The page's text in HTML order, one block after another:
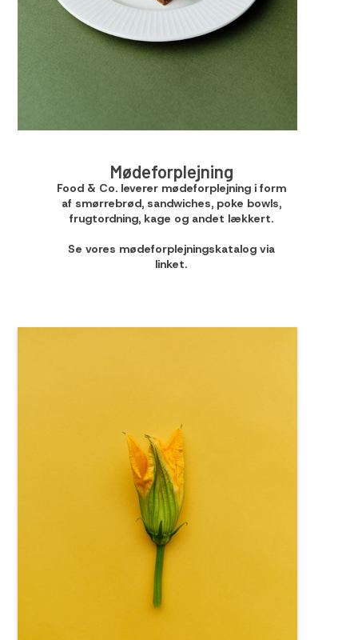
Mødeforplejning
Food & Co. leverer mødeforplejning i form
af smørrebrød, sandwiches, poke bowls,
frugtordning, kage og andet lækkert.
Se vores mødeforplejningskatalog via
linket.